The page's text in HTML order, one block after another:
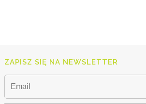
ZAPISZ SIĘ NA NEWSLETTER